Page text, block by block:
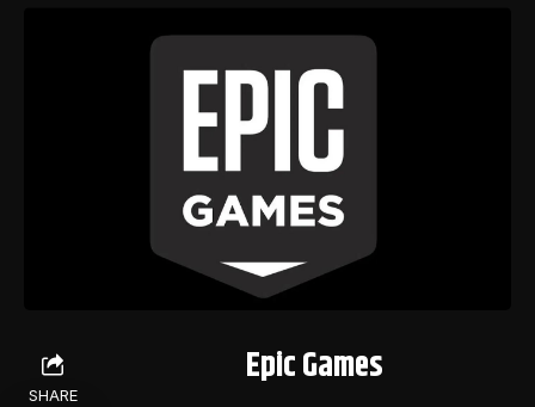
SHARE
Epic Games